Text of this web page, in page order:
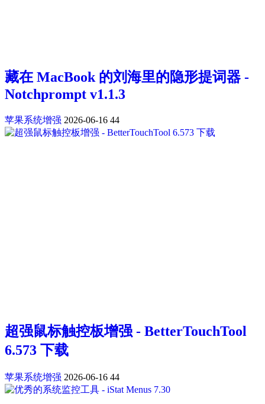
藏在 MacBook 的刘海里的隐形提词器 -
Notchprompt v1.1.3
苹果系统增强 2026-06-16 44
超强鼠标触控板增强 - BetterTouchTool
6.573 下载
苹果系统增强 2026-06-16 44